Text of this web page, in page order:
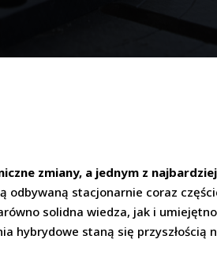
zmiany, a jednym z
odbywaną stacjonarnie coraz
solidna wiedza, jak i
hybrydowe staną się